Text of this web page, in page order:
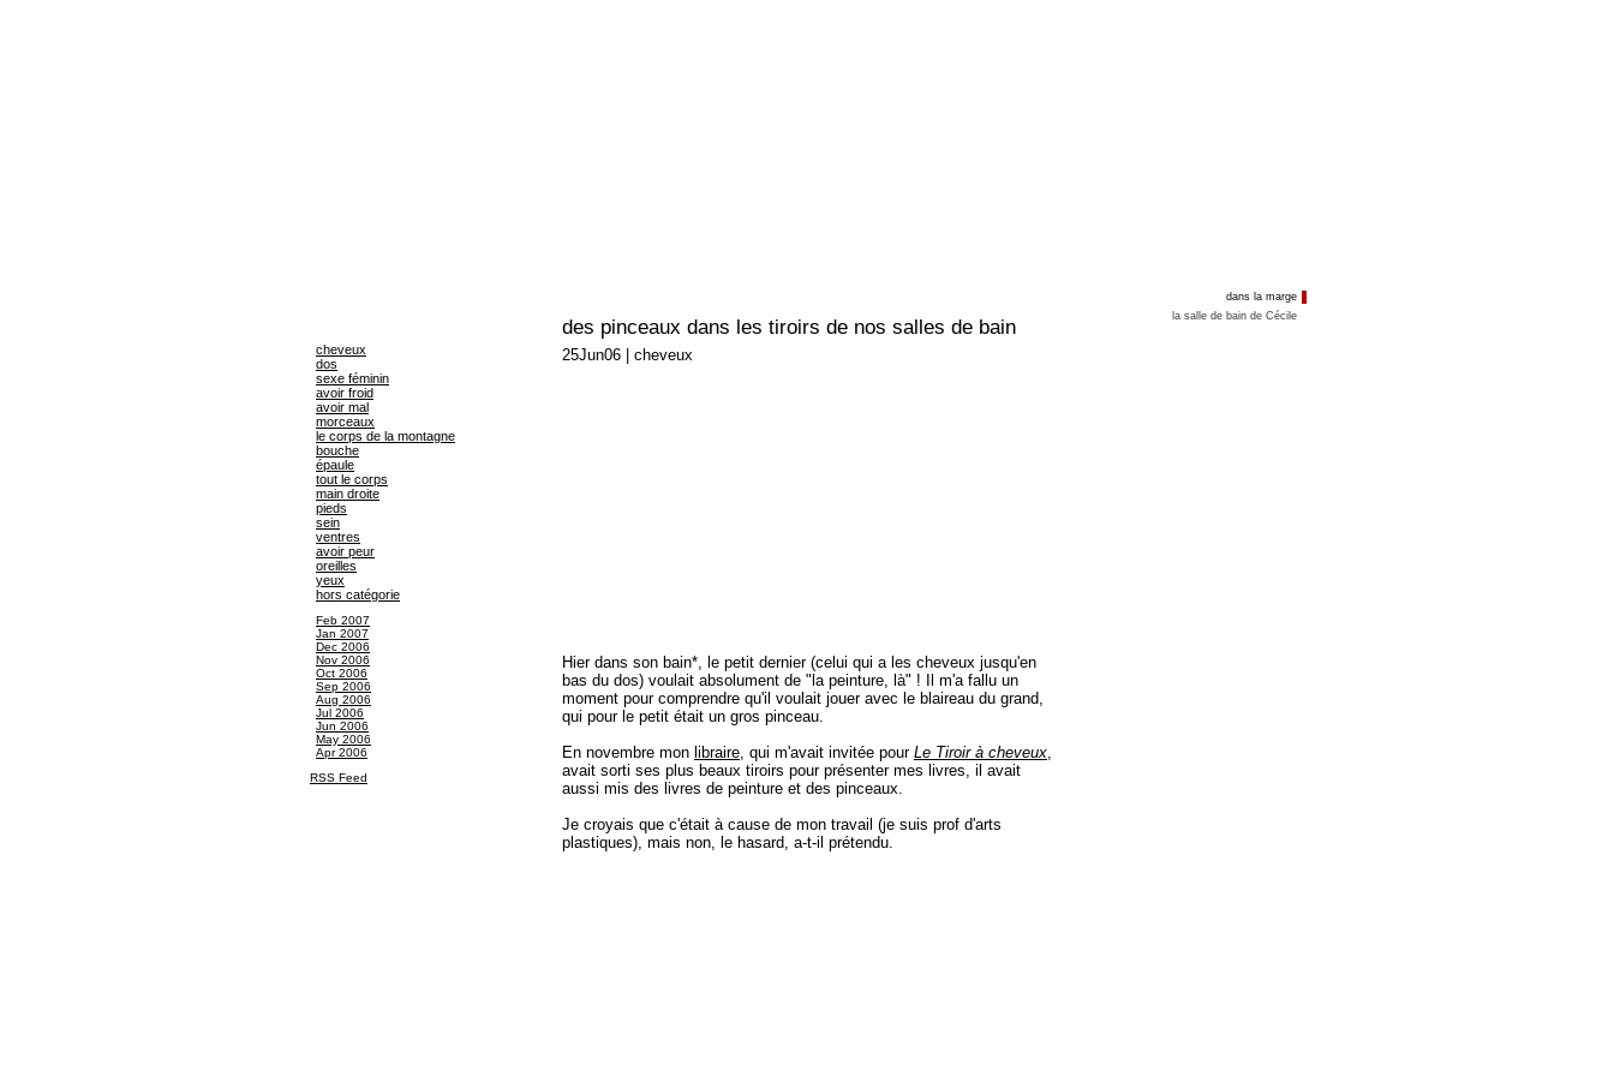
cheveux
dos
sexe féminin
avoir froid
avoir mal
morceaux
le corps de la montagne
bouche
épaule
tout le corps
main droite
pieds
sein
ventres
avoir peur
oreilles
yeux
hors catégorie
Feb 2007
Jan 2007
Dec 2006
Nov 2006
Oct 2006
Sep 2006
Aug 2006
Jul 2006
Jun 2006
May 2006
Apr 2006
RSS Feed
dans la marge
la salle de bain de Cécile
des pinceaux dans les tiroirs de nos salles de bain
25Jun06 cheveux
Hier dans son bain*, le petit dernier (celui qui a les cheveux jusqu'en
bas du dos) voulait absolument de "la peinture, là" ! Il m'a fallu un
moment pour comprendre qu'il voulait jouer avec le blaireau du grand,
qui pour le petit était un gros pinceau.
En novembre mon libraire , qui m'avait invitée pour Le Tiroir à cheveux
avait sorti ses plus beaux tiroirs pour présenter mes livres, il avait
aussi mis des livres de peinture et des pinceaux.
Je croyais que c'était à cause de mon travail (je suis prof d'arts
plastiques), mais non, le hasard, a-t-il prétendu.